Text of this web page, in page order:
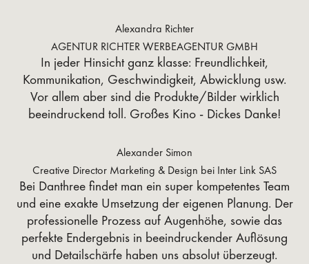
Alexandra Richter
AGENTUR RICHTER WERBEAGENTUR GMBH
In jeder Hinsicht ganz klasse: Freundlichkeit,
Kommunikation, Geschwindigkeit, Abwicklung usw.
Vor allem aber sind die Produkte/Bilder wirklich
beeindruckend toll. Großes Kino - Dickes Danke!
Alexander Simon
Creative Director Marketing & Design bei Inter Link SAS
Bei Danthree findet man ein super kompetentes Team
und eine exakte Umsetzung der eigenen Planung. Der
professionelle Prozess auf Augenhöhe, sowie das
perfekte Endergebnis in beeindruckender Auflösung
und Detailschärfe haben uns absolut überzeugt.